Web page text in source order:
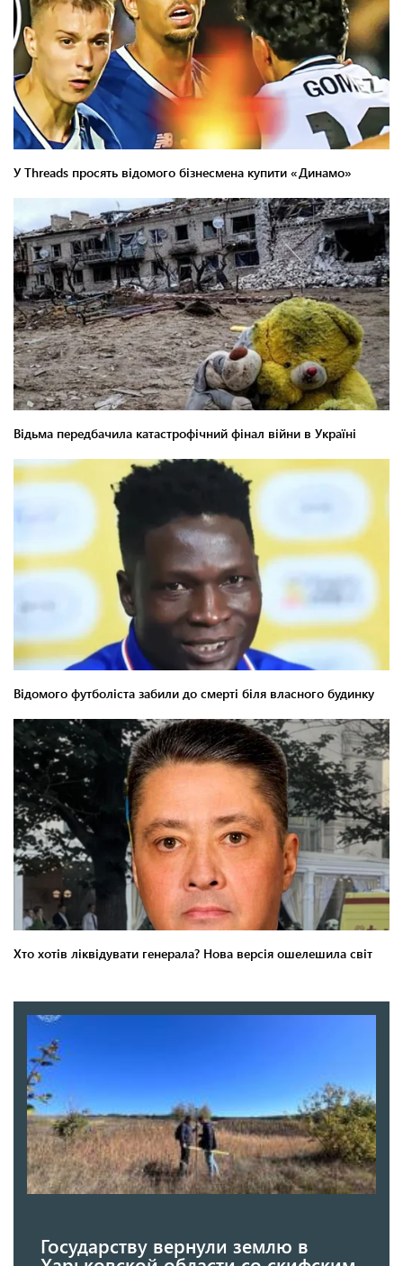
Государству вернули землю в